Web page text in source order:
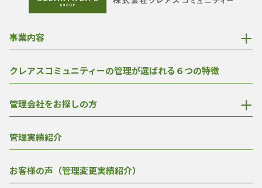
事業内容
クレアスコミュニティーの管理が選ばれる６つの特徴
管理会社をお探しの方
管理実績紹介
お客様の声（管理変更実績紹介）